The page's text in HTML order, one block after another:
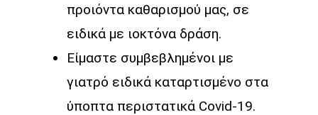
προιόντα καθαρισμού μας, σε
ειδικά με ιοκτόνα δράση.
Είμαστε συμβεβλημένοι με
γιατρό ειδικά καταρτισμένο στα
ύποπτα περιστατικά Covid-19.